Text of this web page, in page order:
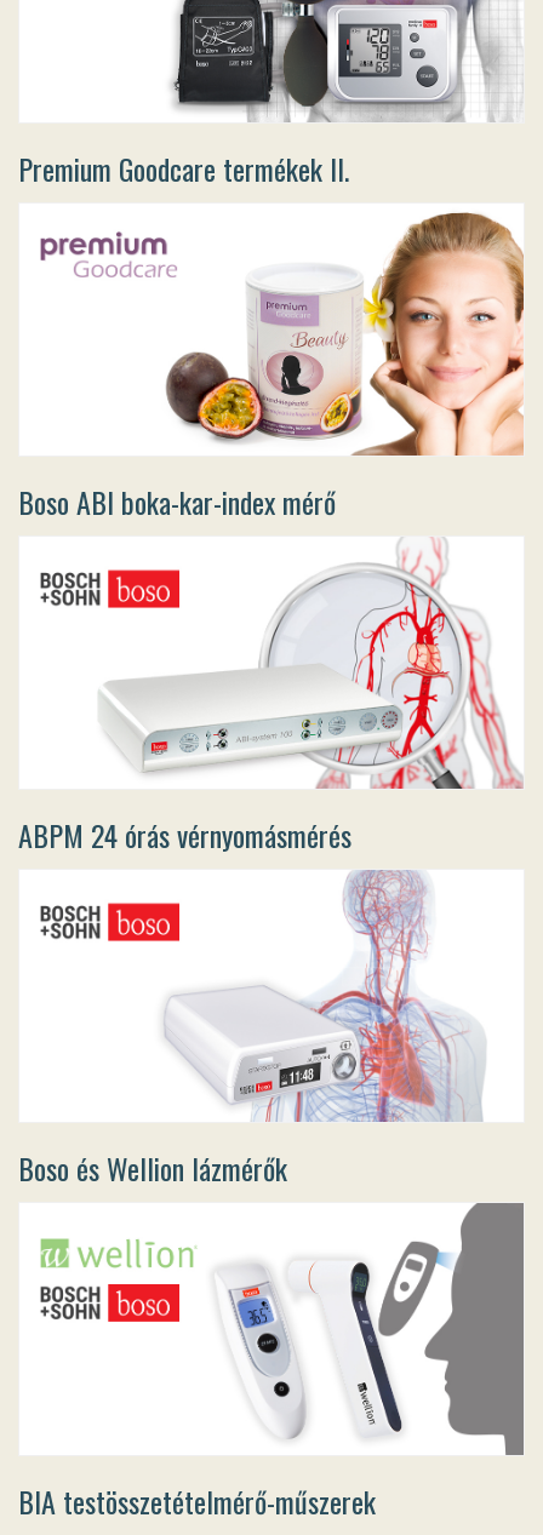
Premium Goodcare termékek II.
Boso ABI boka-kar-index mérő
ABPM 24 órás vérnyomásmérés
Boso és Wellion lázmérők
BIA testösszetételmérő-műszerek